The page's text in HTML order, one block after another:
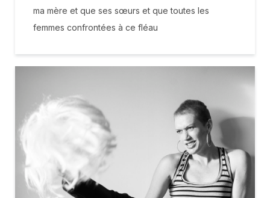
ma mère et que ses sœurs et que toutes les
femmes confrontées à ce fléau